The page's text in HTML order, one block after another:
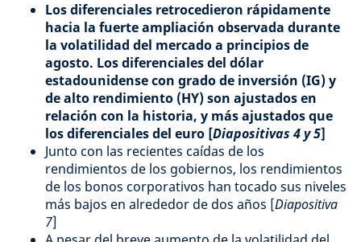
Los diferenciales retrocedieron rápidamente
hacia la fuerte ampliación observada durante
la volatilidad del mercado a principios de
agosto. Los diferenciales del dólar
estadounidense con grado de inversión (IG) y
de alto rendimiento (HY) son ajustados en
relación con la historia, y más ajustados que
los diferenciales del euro [Diapositivas 4 y 5]
Junto con las recientes caídas de los
rendimientos de los gobiernos, los rendimientos
de los bonos corporativos han tocado sus niveles
más bajos en alrededor de dos años [Diapositiva
7]